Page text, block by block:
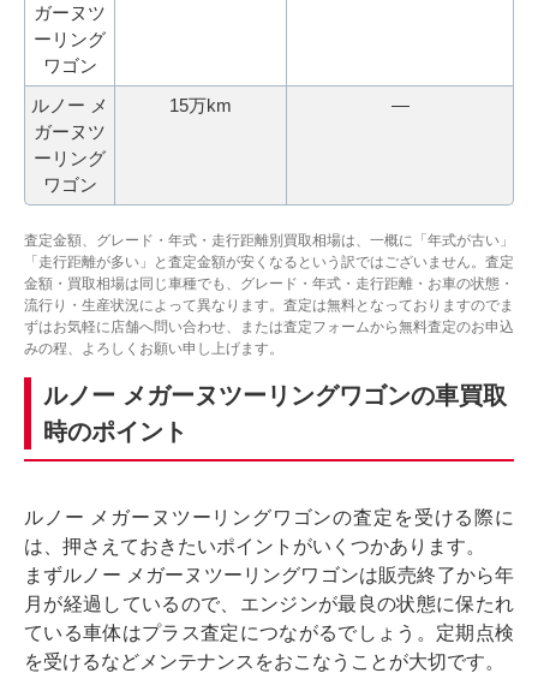
ガーヌツ
ーリング
ワゴン
ルノー メ
ガーヌツ
ーリング
ワゴン
15万km ―
査定金額、グレード・年式・走行距離別買取相場は、一概に「年式が古い」
「走行距離が多い」と査定金額が安くなるという訳ではございません。査定
金額・買取相場は同じ車種でも、グレード・年式・走行距離・お車の状態・
流行り・生産状況によって異なります。査定は無料となっておりますのでま
ずはお気軽に店舗へ問い合わせ、または査定フォームから無料査定のお申込
みの程、よろしくお願い申し上げます。
ルノー メガーヌツーリングワゴンの車買取
時のポイント
ルノー メガーヌツーリングワゴンの査定を受ける際に
は、押さえておきたいポイントがいくつかあります。
まずルノー メガーヌツーリングワゴンは販売終了から年
月が経過しているので、エンジンが最良の状態に保たれ
ている車体はプラス査定につながるでしょう。定期点検
を受けるなどメンテナンスをおこなうことが大切です。